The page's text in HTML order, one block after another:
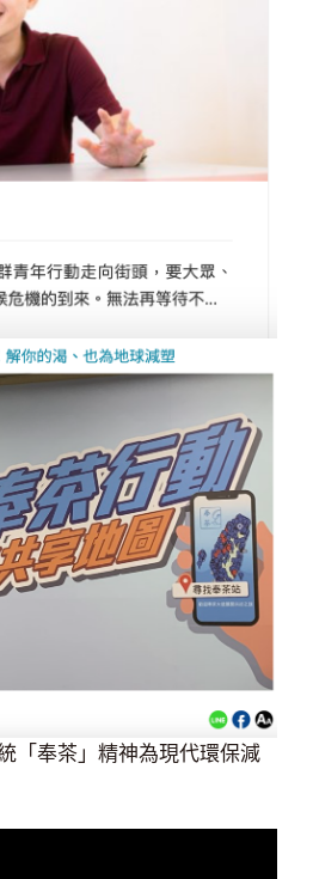
「奉茶」精神為現代環保減